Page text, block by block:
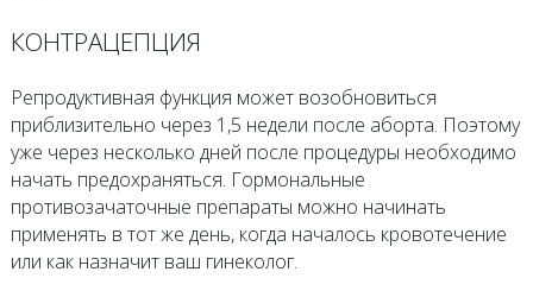
КОНТРАЦЕПЦИЯ
Репродуктивная функция может возобновиться
приблизительно через 1,5 недели после аборта. Поэтому
уже через несколько дней после процедуры необходимо
начать предохраняться. Гормональные
противозачаточные препараты можно начинать
применять в тот же день, когда началось кровотечение
или как назначит ваш гинеколог.